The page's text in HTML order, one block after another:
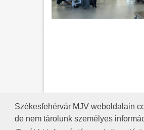
Székesfehérvár MJV weboldalain
de nem tárolunk személyes
RSS A